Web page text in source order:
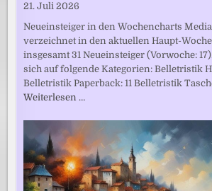
21. Juli 2026
Neueinsteiger in den Wochencharts
verzeichnet in den aktuellen Haupt-
insgesamt 31 Neueinsteiger (Vorwoche:
sich auf folgende Kategorien: Belletristik
Belletristik Paperback: 11 Belletristik
Weiterlesen …